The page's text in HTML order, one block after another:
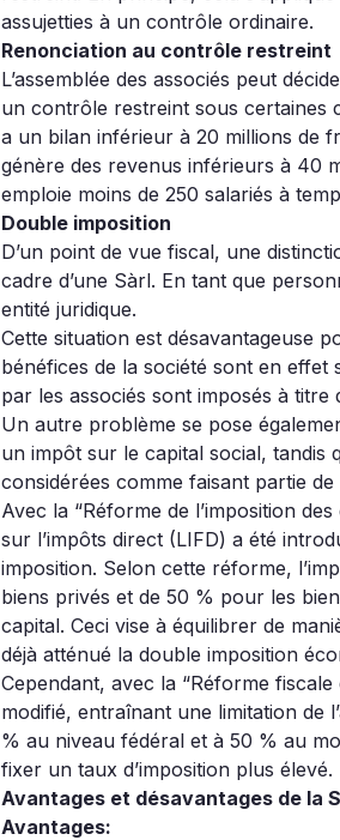
assujetties à un contrôle ordinaire.
Renonciation au contrôle restreint
L’assemblée des associés peut
un contrôle restreint sous certaines
a un bilan inférieur à 20 millions de
génère des revenus inférieurs à 40
emploie moins de 250 salariés à
Double imposition
D’un point de vue fiscal, une
cadre d’une Sàrl. En tant que
entité juridique.
Cette situation est désavantageuse
bénéfices de la société sont en effet
par les associés sont imposés à
Un autre problème se pose
un impôt sur le capital social, tandis
considérées comme faisant partie
Avec la “Réforme de l’imposition
sur l’impôts direct (LIFD) a été
imposition. Selon cette réforme,
biens privés et de 50 % pour les
capital. Ceci vise à équilibrer de
déjà atténué la double imposition
Cependant, avec la “Réforme
modifié, entraînant une limitation de
% au niveau fédéral et à 50 % au
fixer un taux d’imposition plus élevé.
Avantages et désavantages de la
Avantages: